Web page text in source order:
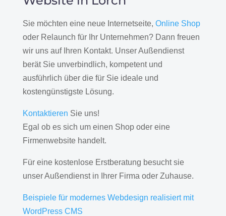
Sie möchten eine neue Internetseite, Online Shop
oder Relaunch für Ihr Unternehmen? Dann freuen
wir uns auf Ihren Kontakt. Unser Außendienst
berät Sie unverbindlich, kompetent und
ausführlich über die für Sie ideale und
kostengünstigste Lösung.
Kontaktieren Sie uns!
Egal ob es sich um einen Shop oder eine
Firmenwebsite handelt.
Für eine kostenlose Erstberatung besucht sie
unser Außendienst in Ihrer Firma oder Zuhause.
Beispiele für modernes Webdesign realisiert mit
WordPress CMS